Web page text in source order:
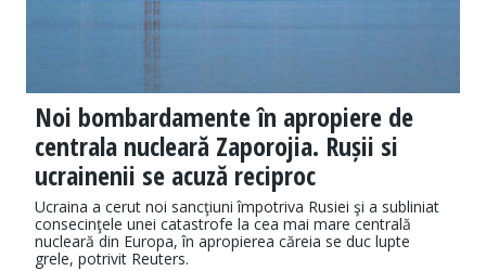
Noi bombardamente în apropiere de
centrala nucleară Zaporojia. Rușii si
ucrainenii se acuză reciproc
Ucraina a cerut noi sancţiuni împotriva Rusiei şi a subliniat
consecinţele unei catastrofe la cea mai mare centrală
nucleară din Europa, în apropierea căreia se duc lupte
grele, potrivit Reuters.